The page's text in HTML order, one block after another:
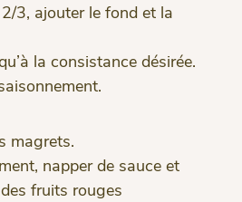
3, ajouter le fond et la
la consistance désirée.
magrets.
napper de sauce et
fruits rouges